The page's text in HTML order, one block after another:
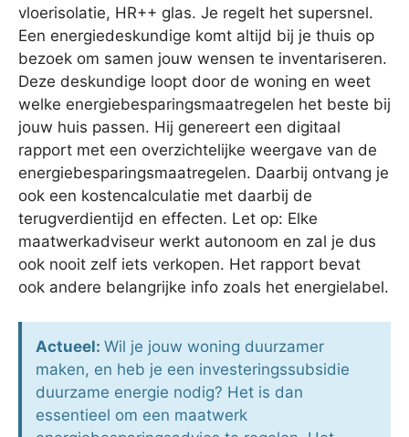
vloerisolatie, HR++ glas. Je regelt het supersnel.
Een energiedeskundige komt altijd bij je thuis op
bezoek om samen jouw wensen te inventariseren.
Deze deskundige loopt door de woning en weet
welke energiebesparingsmaatregelen het beste bij
jouw huis passen. Hij genereert een digitaal
rapport met een overzichtelijke weergave van de
energiebesparingsmaatregelen. Daarbij ontvang je
ook een kostencalculatie met daarbij de
terugverdientijd en effecten. Let op: Elke
maatwerkadviseur werkt autonoom en zal je dus
ook nooit zelf iets verkopen. Het rapport bevat
ook andere belangrijke info zoals het energielabel.
Actueel: Wil je jouw woning duurzamer
maken, en heb je een investeringssubsidie
duurzame energie nodig? Het is dan
essentieel om een maatwerk